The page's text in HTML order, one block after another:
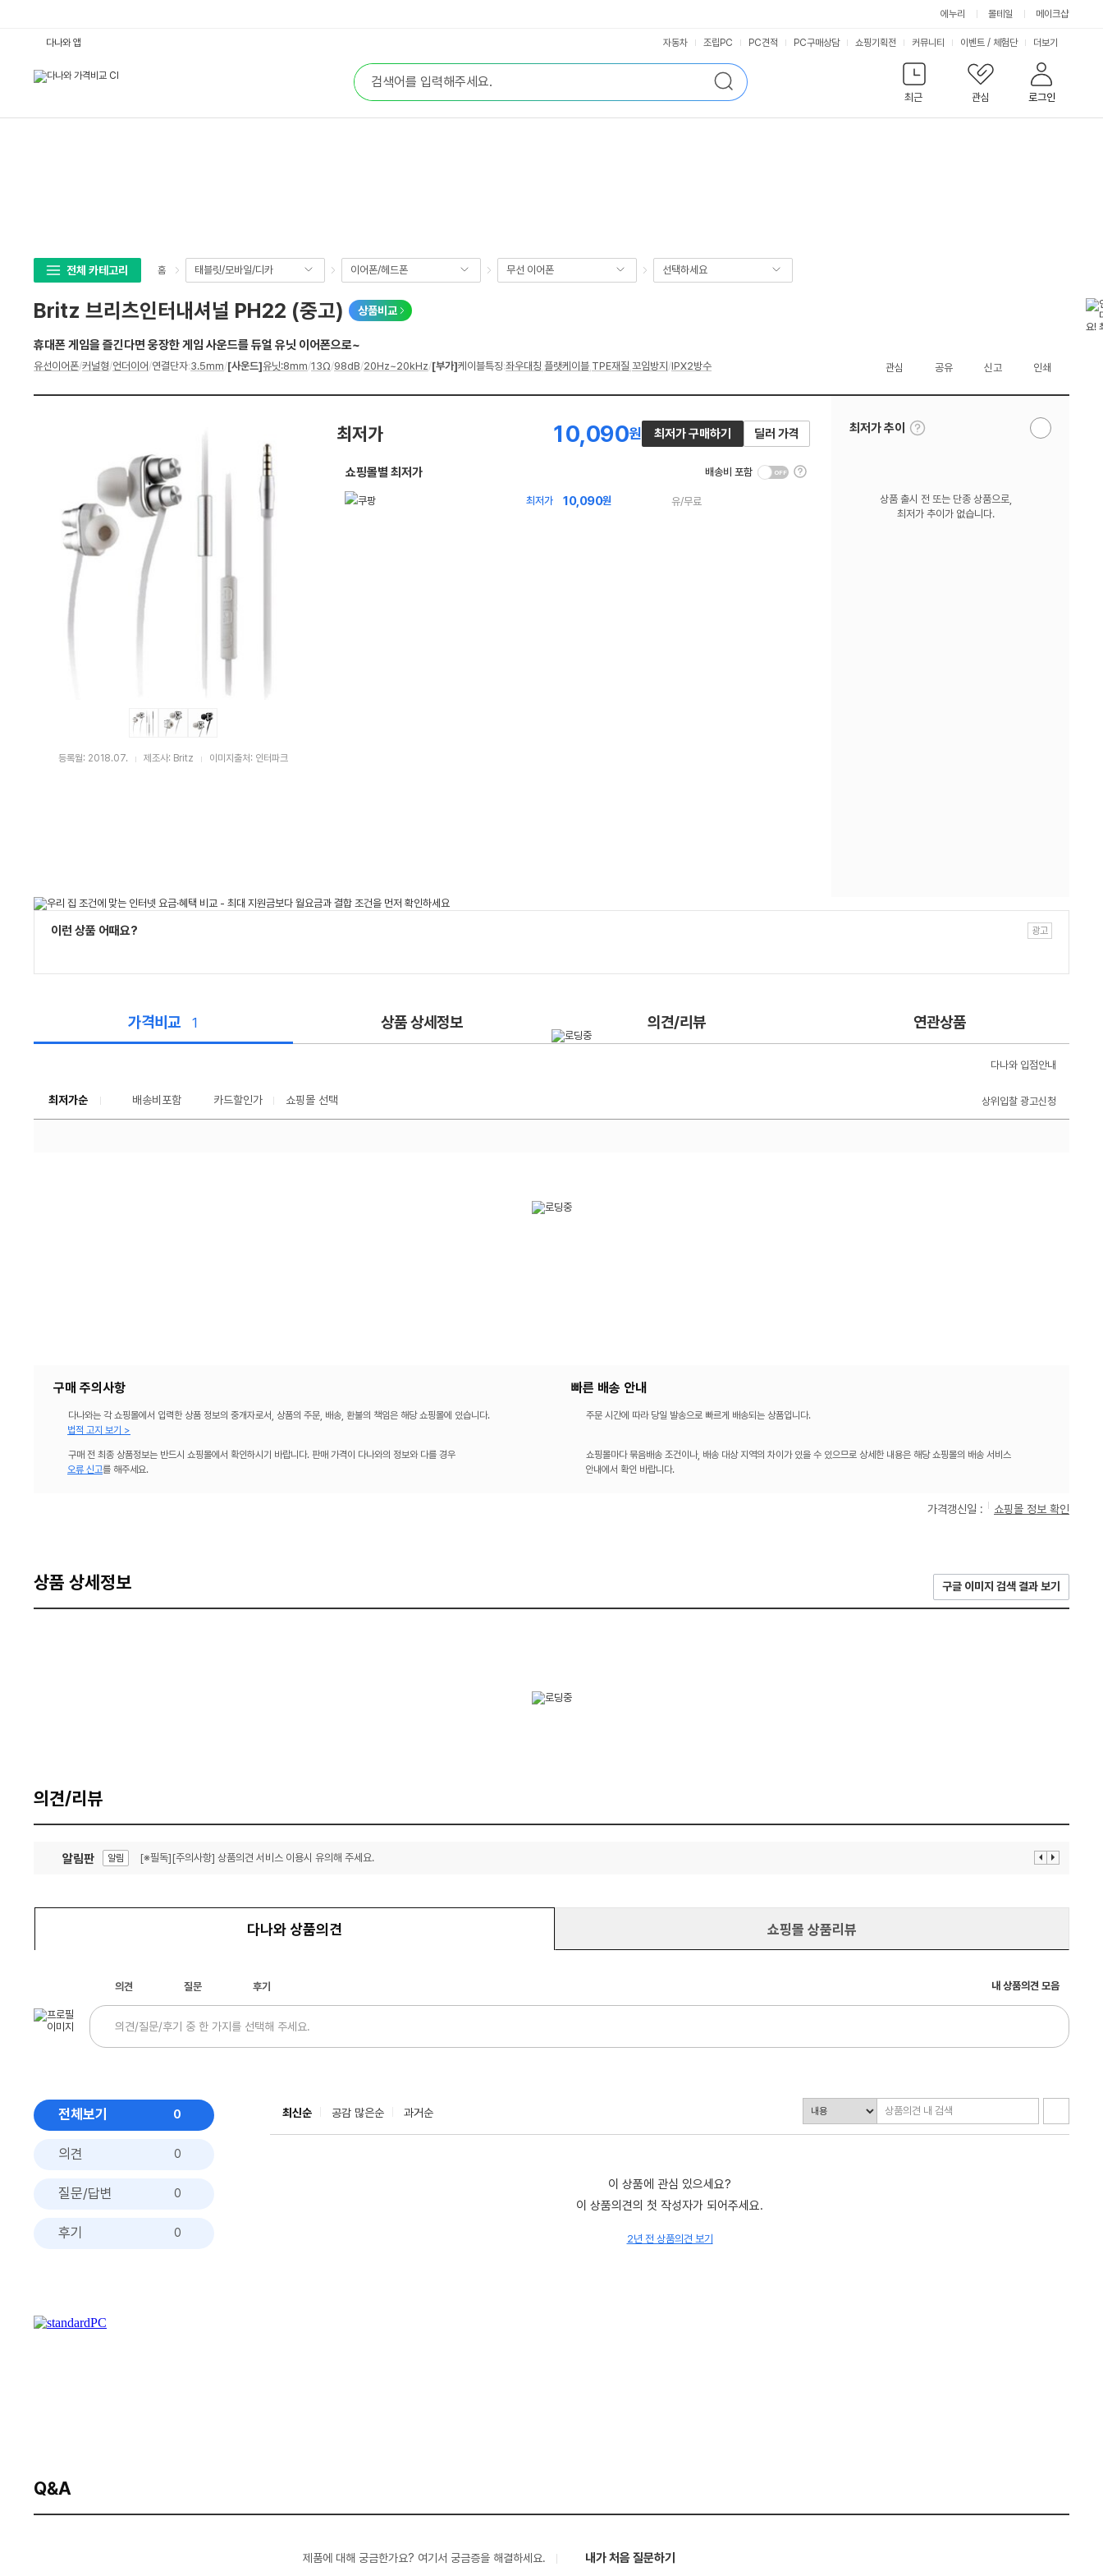
에누리 몰테일
메이크샵
합
검
색
검
색
최근
관심 로그인
다나와 앱 자동차 조립PC PC견적 PC구매상담 쇼핑기획전 커뮤니티 이벤트 / 체험단 서
비
스
더보기
전체 카테고리 홈 태블릿/모바일/디카 이어폰/헤드폰 무선 이어폰 선택하세요
Britz 브리츠인터내셔널 PH22 (중고) 상품비교
휴대폰 게임을 즐긴다면 웅장한 게임 사운드를 듀얼 유닛 이어폰으로~
상
유선이어폰/커널형/언더이어 /연결단자:3.5mm/[사운드]유닛:8mm/13Ω/98dB/20Hz~20kHz/[부가]케이블특징:좌우대칭 플랫케이블 TPE재질 꼬임방지 /IPX2방수 관심 공유 신고 인쇄
등록월: 2018.07. 제조사: Britz 이미지출처: 인터파크
최저가 10,090원 최저가 구매하기 딜러 가격
쇼핑몰별 최저가 배송비 포함
툴
팁
최저가 10,090원
빠
유/무료
최저가 추이
툴
팁
알
상품 출시 전 또는 단종 상품으로,
최저가 추이가 없습니다.
이런 상품 어때요?
가격비교 1 상품 상세정보 의견/리뷰 연관상품
다나와 입점안내
최저가순 배송비포함 카드할인가 쇼핑몰 선택 상위입찰 광고신청
구매 주의사항
다나와는 각 쇼핑몰에서 입력한 상품 정보의 중개자로서, 상품의 주문, 배송, 환불의 책임은 해당 쇼핑몰에 있습니다.
법적 고지 보기 >
구매 전 최종 상품정보는 반드시 쇼핑몰에서 확인하시기 바랍니다. 판매 가격이 다나와의 정보와 다를 경우
오류 신고를 해주세요.
빠른 배송 안내
주문 시간에 따라 당일 발송으로 빠르게 배송되는 상품입니다.
쇼핑몰마다 묶음배송 조건이나, 배송 대상 지역의 차이가 있을 수 있으므로 상세한 내용은 해당 쇼핑몰의 배송 서비스
안내에서 확인 바랍니다.
가격갱신일 : 쇼핑몰 정보 확인
상품 상세정보 구글 이미지 검색 결과 보기
의견/리뷰
알림판 알림 [※필독][주의사항] 상품의견 서비스 이용시 유의해 주세요.
이 다
다나와 상품의견 쇼핑몰 상품리뷰
내 상품의견 모음
의견 질문 후기
전체보기 0
의견 0
질문/답변 0
후기 0
최신순 공감 많은순 과거순
이 상품에 관심 있으세요?
이 상품의견의 첫 작성자가 되어주세요.
2년 전 상품의견 보기
Q&A
제품에 대해 궁금한가요? 여기서 궁금증을 해결하세요. 내가 처음 질문하기